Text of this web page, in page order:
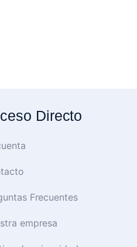
Directo
Frecuentes
empresa